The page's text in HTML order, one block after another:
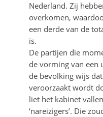
Nederland. Zij
overkomen,
een derde van de
is.
De partijen die
de vorming van een
de bevolking wijs
veroorzaakt wordt
liet het kabinet
‘nareizigers’. Die